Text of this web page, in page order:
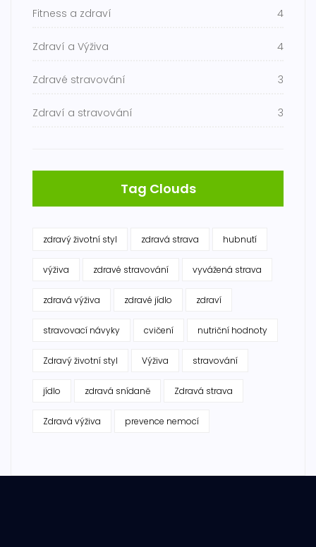
Fitness a zdraví 4
Zdraví a Výživa 4
Zdravé stravování 3
Zdraví a stravování 3
Tag Clouds
zdravý životní styl zdravá strava hubnutí
výživa zdravé stravování vyvážená strava
zdravá výživa zdravé jídlo zdraví
stravovací návyky cvičení nutriční hodnoty
Zdravý životní styl Výživa stravování
jídlo zdravá snídaně Zdravá strava
Zdravá výživa prevence nemocí